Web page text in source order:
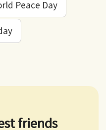
Peace Day
friends